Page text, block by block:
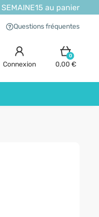
SEMAINE15 au panier
Questions fréquentes
Connexion
0
0,00 €